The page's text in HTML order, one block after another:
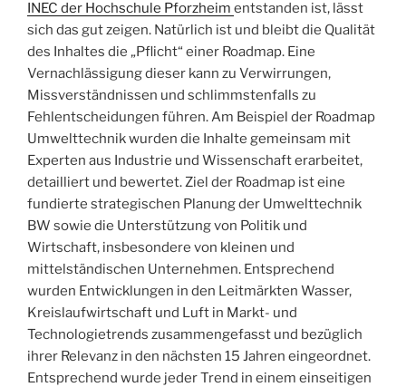
INEC der Hochschule Pforzheim entstanden ist, lässt
sich das gut zeigen. Natürlich ist und bleibt die Qualität
des Inhaltes die „Pflicht“ einer Roadmap. Eine
Vernachlässigung dieser kann zu Verwirrungen,
Missverständnissen und schlimmstenfalls zu
Fehlentscheidungen führen. Am Beispiel der Roadmap
Umwelttechnik wurden die Inhalte gemeinsam mit
Experten aus Industrie und Wissenschaft erarbeitet,
detailliert und bewertet. Ziel der Roadmap ist eine
fundierte strategischen Planung der Umwelttechnik
BW sowie die Unterstützung von Politik und
Wirtschaft, insbesondere von kleinen und
mittelständischen Unternehmen. Entsprechend
wurden Entwicklungen in den Leitmärkten Wasser,
Kreislaufwirtschaft und Luft in Markt- und
Technologietrends zusammengefasst und bezüglich
ihrer Relevanz in den nächsten 15 Jahren eingeordnet.
Entsprechend wurde jeder Trend in einem einseitigen